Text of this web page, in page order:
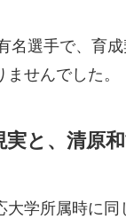
名選手で、育
せんでした。
実と、清原
学所属時に